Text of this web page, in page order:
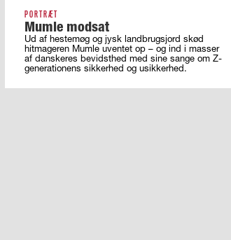
PORTRÆT
Mumle modsat
Ud af hestemøg og jysk landbrugsjord skød
hitmageren Mumle uventet op – og ind i masser
af ­danskeres bevidsthed med sine sange om ­Z-
generationens sikkerhed og usikkerhed.